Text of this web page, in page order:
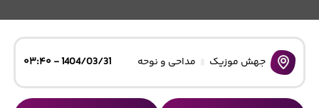
جهش موزیک مداحی و نوحه 1404/03/31 - ۰۳:۴۰